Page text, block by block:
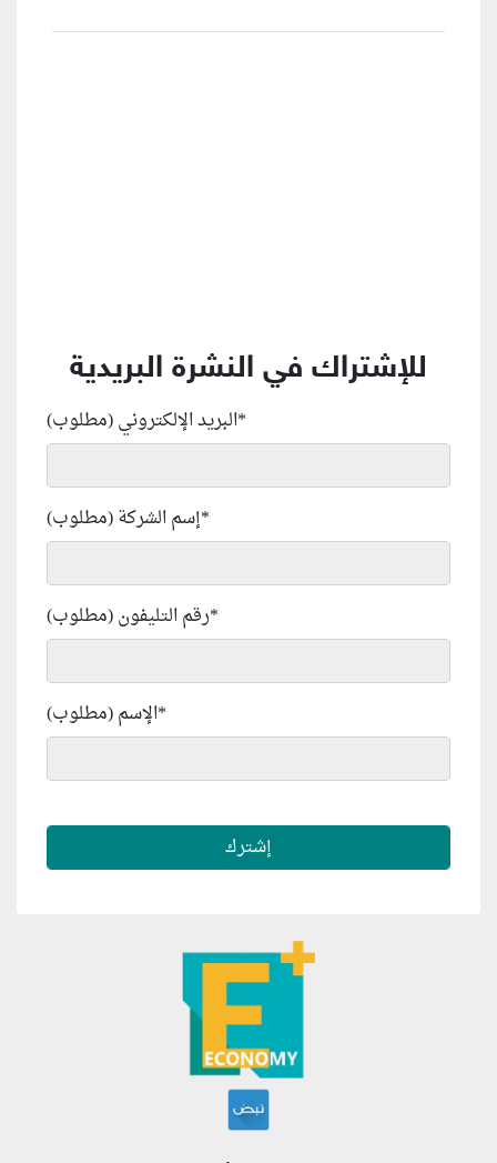
للإشتراك في النشرة البريدية
البريد الإلكتروني (مطلوب)*
إسم الشركة (مطلوب)*
رقم التليفون (مطلوب)*
الإسم (مطلوب)*